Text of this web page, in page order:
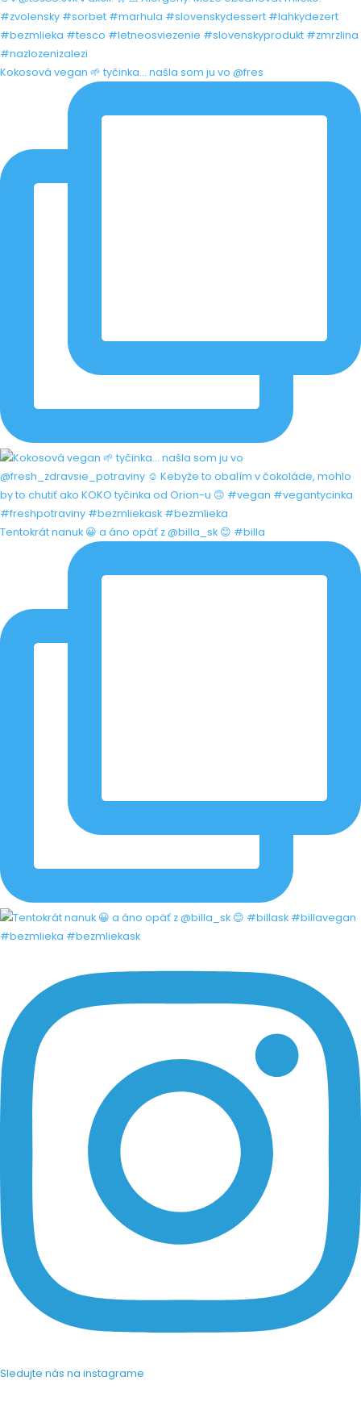
Kokosová vegan 🌱 tyčinka... našla som ju vo @fres
Tentokrát nanuk 😀 a áno opäť z @billa_sk 😊 #billa
Sledujte nás na instagrame